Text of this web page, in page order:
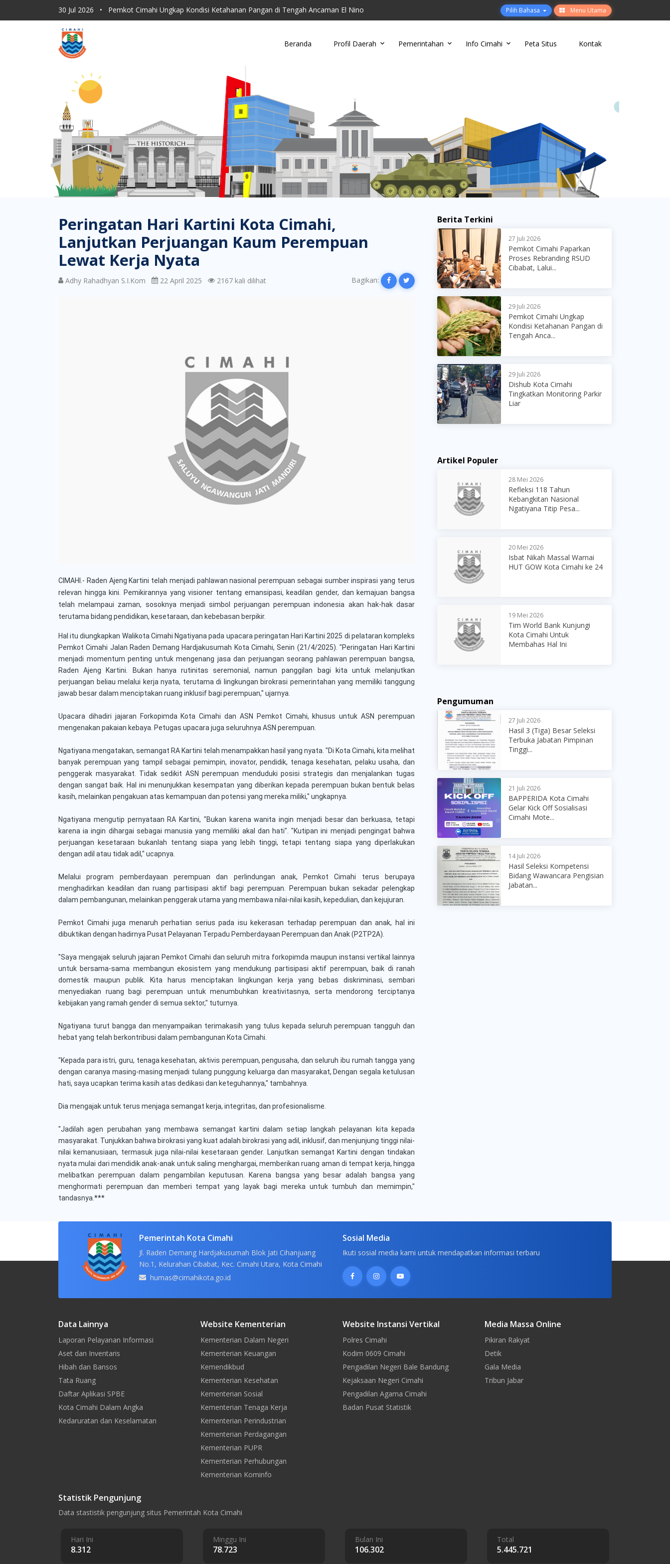
30 Jul 2026 •
Pemkot Cimahi Ungkap Kondisi Ketahanan Pangan di Tengah Ancaman El Nino
30 Jul 2026 • Dishub Kota Cimahi Tingkatkan Monitoring Parkir Liar
30 Jul 2026
30 Jul 2026
Lahan Kering Terbakar Saat Kemarau, Damkar Cimahi Minta Warga Tidak Buang Puntun...
30 Jul 2026
Pilih Bahasa Menu Utama
Beranda Profil Daerah Pemerintahan Info Cimahi Peta Situs Kontak
Peringatan Hari Kartini Kota Cimahi,
Lanjutkan Perjuangan Kaum Perempuan
Lewat Kerja Nyata
Adhy Rahadhyan S.I.Kom 22 April 2025 2167 kali dilihat Bagikan:
CIMAHI.- Raden Ajeng Kartini telah menjadi pahlawan nasional perempuan sebagai sumber inspirasi yang terus
relevan hingga kini. Pemikirannya yang visioner tentang emansipasi, keadilan gender, dan kemajuan bangsa
telah melampaui zaman, sosoknya menjadi simbol perjuangan perempuan indonesia akan hak-hak dasar
terutama bidang pendidikan, kesetaraan, dan kebebasan berpikir.
Hal itu diungkapkan Walikota Cimahi Ngatiyana pada upacara peringatan Hari Kartini 2025 di pelataran kompleks
Pemkot Cimahi Jalan Raden Demang Hardjakusumah Kota Cimahi, Senin (21/4/2025). "Peringatan Hari Kartini
menjadi momentum penting untuk mengenang jasa dan perjuangan seorang pahlawan perempuan bangsa,
Raden Ajeng Kartini. Bukan hanya rutinitas seremonial, namun panggilan bagi kita untuk melanjutkan
perjuangan beliau melalui kerja nyata, terutama di lingkungan birokrasi pemerintahan yang memiliki tanggung
jawab besar dalam menciptakan ruang inklusif bagi perempuan," ujarnya.
Upacara dihadiri jajaran Forkopimda Kota Cimahi dan ASN Pemkot Cimahi, khusus untuk ASN perempuan
mengenakan pakaian kebaya. Petugas upacara juga seluruhnya ASN perempuan.
Ngatiyana mengatakan, semangat RA Kartini telah menampakkan hasil yang nyata. "Di Kota Cimahi, kita melihat
banyak perempuan yang tampil sebagai pemimpin, inovator, pendidik, tenaga kesehatan, pelaku usaha, dan
penggerak masyarakat. Tidak sedikit ASN perempuan menduduki posisi strategis dan menjalankan tugas
dengan sangat baik. Hal ini menunjukkan kesempatan yang diberikan kepada perempuan bukan bentuk belas
kasih, melainkan pengakuan atas kemampuan dan potensi yang mereka miliki," ungkapnya.
Ngatiyana mengutip pernyataan RA Kartini, "Bukan karena wanita ingin menjadi besar dan berkuasa, tetapi
karena ia ingin dihargai sebagai manusia yang memiliki akal dan hati". "Kutipan ini menjadi pengingat bahwa
perjuangan kesetaraan bukanlah tentang siapa yang lebih tinggi, tetapi tentang siapa yang diperlakukan
dengan adil atau tidak adil," ucapnya.
Melalui program pemberdayaan perempuan dan perlindungan anak, Pemkot Cimahi terus berupaya
menghadirkan keadilan dan ruang partisipasi aktif bagi perempuan. Perempuan bukan sekadar pelengkap
dalam pembangunan, melainkan penggerak utama yang membawa nilai-nilai kasih, kepedulian, dan kejujuran.
Pemkot Cimahi juga menaruh perhatian serius pada isu kekerasan terhadap perempuan dan anak, hal ini
dibuktikan dengan hadirnya Pusat Pelayanan Terpadu Pemberdayaan Perempuan dan Anak (P2TP2A).
"Saya mengajak seluruh jajaran Pemkot Cimahi dan seluruh mitra forkopimda maupun instansi vertikal lainnya
untuk bersama-sama membangun ekosistem yang mendukung partisipasi aktif perempuan, baik di ranah
domestik maupun publik. Kita harus menciptakan lingkungan kerja yang bebas diskriminasi, sembari
menyediakan ruang bagi perempuan untuk menumbuhkan kreativitasnya, serta mendorong terciptanya
kebijakan yang ramah gender di semua sektor," tuturnya.
Ngatiyana turut bangga dan menyampaikan terimakasih yang tulus kepada seluruh perempuan tangguh dan
hebat yang telah berkontribusi dalam pembangunan Kota Cimahi.
"Kepada para istri, guru, tenaga kesehatan, aktivis perempuan, pengusaha, dan seluruh ibu rumah tangga yang
dengan caranya masing-masing menjadi tulang punggung keluarga dan masyarakat, Dengan segala ketulusan
hati, saya ucapkan terima kasih atas dedikasi dan keteguhannya," tambahnya.
Dia mengajak untuk terus menjaga semangat kerja, integritas, dan profesionalisme.
"Jadilah agen perubahan yang membawa semangat kartini dalam setiap langkah pelayanan kita kepada
masyarakat. Tunjukkan bahwa birokrasi yang kuat adalah birokrasi yang adil, inklusif, dan menjunjung tinggi nilai-
nilai kemanusiaan, termasuk juga nilai-nilai kesetaraan gender. Lanjutkan semangat Kartini dengan tindakan
nyata mulai dari mendidik anak-anak untuk saling menghargai, memberikan ruang aman di tempat kerja, hingga
melibatkan perempuan dalam pengambilan keputusan. Karena bangsa yang besar adalah bangsa yang
menghormati perempuan dan memberi tempat yang layak bagi mereka untuk tumbuh dan memimpin,"
tandasnya.***
Berita Terkini
27 Juli 2026
Pemkot Cimahi Paparkan
Proses Rebranding RSUD
Cibabat, Lalui...
29 Juli 2026
Pemkot Cimahi Ungkap
Kondisi Ketahanan Pangan di
Tengah Anca...
29 Juli 2026
Dishub Kota Cimahi
Tingkatkan Monitoring Parkir
Liar
Artikel Populer
28 Mei 2026
Refleksi 118 Tahun
Kebangkitan Nasional
Ngatiyana Titip Pesa...
20 Mei 2026
Isbat Nikah Massal Warnai
HUT GOW Kota Cimahi ke 24
19 Mei 2026
Tim World Bank Kunjungi
Kota Cimahi Untuk
Membahas Hal Ini
Pengumuman
27 Juli 2026
Hasil 3 (Tiga) Besar Seleksi
Terbuka Jabatan Pimpinan
Tinggi...
21 Juli 2026
BAPPERIDA Kota Cimahi
Gelar Kick Off Sosialisasi
Cimahi Mote...
14 Juli 2026
Hasil Seleksi Kompetensi
Bidang Wawancara Pengisian
Jabatan...
Pemerintah Kota Cimahi
Jl. Raden Demang Hardjakusumah Blok Jati Cihanjuang
No.1, Kelurahan Cibabat, Kec. Cimahi Utara, Kota Cimahi
humas@cimahikota.go.id
Sosial Media
Ikuti sosial media kami untuk mendapatkan informasi terbaru
Data Lainnya
Laporan Pelayanan Informasi
Aset dan Inventaris
Hibah dan Bansos
Tata Ruang
Daftar Aplikasi SPBE
Kota Cimahi Dalam Angka
Kedaruratan dan Keselamatan
Website Kementerian
Kementerian Dalam Negeri
Kementerian Keuangan
Kemendikbud
Kementerian Kesehatan
Kementerian Sosial
Kementerian Tenaga Kerja
Kementerian Perindustrian
Kementerian Perdagangan
Kementerian PUPR
Kementerian Perhubungan
Kementerian Kominfo
Website Instansi Vertikal
Polres Cimahi
Kodim 0609 Cimahi
Pengadilan Negeri Bale Bandung
Kejaksaan Negeri Cimahi
Pengadilan Agama Cimahi
Badan Pusat Statistik
Media Massa Online
Pikiran Rakyat
Detik
Gala Media
Tribun Jabar
Statistik Pengunjung
Data stastistik pengunjung situs Pemerintah Kota Cimahi
Hari Ini
8.312
Minggu Ini
78.723
Bulan Ini
106.302
Total
5.445.721